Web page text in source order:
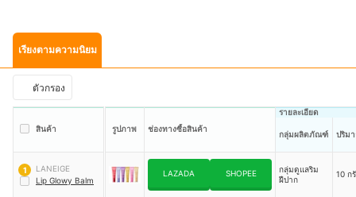
เรียงตามความนิยม
ตัวกรอง
สินค้า รูปภาพ ช่องทางซื้อสินค้า
รายละเอียด
กลุ่มผลิตภัณฑ์ ปริม
1
LANEIGE
Lip Glowy Balm
LAZADA SHOPEE
กลุ่มดูแลริม
ฝีปาก
10 ก